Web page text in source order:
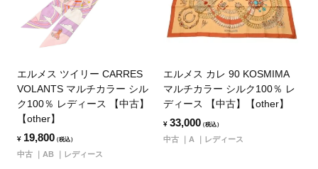
エルメス ツイリー CARRES
VOLANTS マルチカラー シル
ク100％ レディース 【中古】
【other】
¥ 19,800（税込）
中古 AB レディース
エルメス カレ 90 KOSMIMA
マルチカラー シルク100％ レ
ディース 【中古】【other】
¥ 33,000（税込）
中古 A レディース